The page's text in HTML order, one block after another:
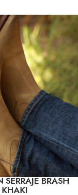
BRASH
KHAKI